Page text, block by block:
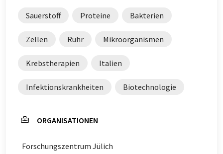
Sauerstoff Proteine Bakterien
Zellen Ruhr Mikroorganismen
Krebstherapien Italien
Infektionskrankheiten Biotechnologie
ORGANISATIONEN
Forschungszentrum Jülich